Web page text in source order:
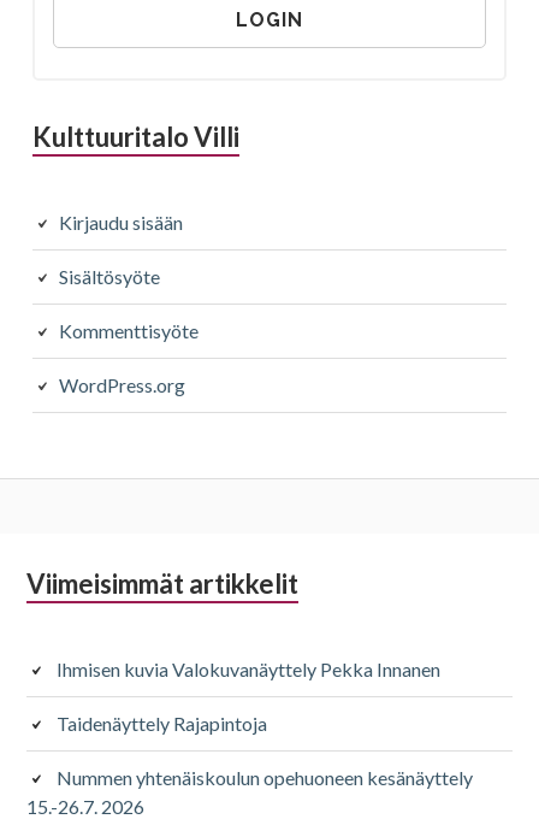
Kulttuuritalo Villi
Kirjaudu sisään
Sisältösyöte
Kommenttisyöte
WordPress.org
Alapalkin
Viimeisimmät artikkelit
Ihmisen kuvia Valokuvanäyttely Pekka Innanen
Taidenäyttely Rajapintoja
Nummen yhtenäiskoulun opehuoneen kesänäyttely
15.-26.7. 2026